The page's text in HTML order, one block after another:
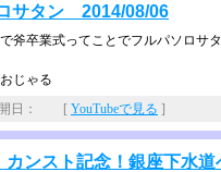
サタン 2014/08/06
斧卒業式ってことでフルパソロサ
じゃる
開日： [ YouTubeで見る ]
カンスト記念！銀座下水